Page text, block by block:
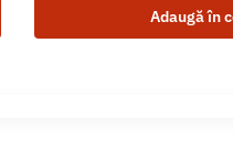
Adaugă în